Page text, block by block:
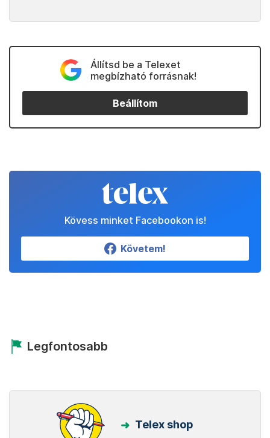
Állítsd be a Telexet
megbízható forrásnak!
Beállítom
Kövess minket Facebookon is!
Követem!
Legfontosabb
Telex shop